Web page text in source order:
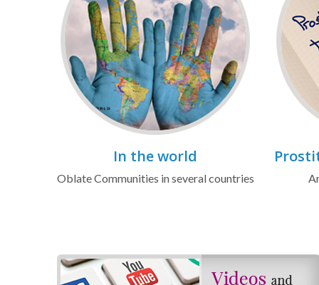
In the world
Oblate Communities in several countries